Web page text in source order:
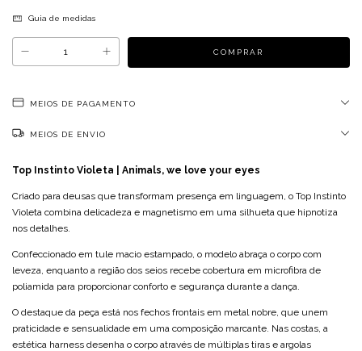
Guia de medidas
MEIOS DE PAGAMENTO
MEIOS DE ENVIO
Top Instinto Violeta | Animals, we love your eyes
Criado para deusas que transformam presença em linguagem, o Top Instinto
Violeta combina delicadeza e magnetismo em uma silhueta que hipnotiza
nos detalhes.
Confeccionado em tule macio estampado, o modelo abraça o corpo com
leveza, enquanto a região dos seios recebe cobertura em microfibra de
poliamida para proporcionar conforto e segurança durante a dança.
O destaque da peça está nos fechos frontais em metal nobre, que unem
praticidade e sensualidade em uma composição marcante. Nas costas, a
estética harness desenha o corpo através de múltiplas tiras e argolas